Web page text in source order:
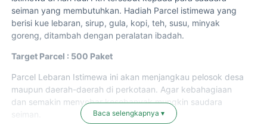
seiman yang membutuhkan. Hadiah Parcel istimewa yang
berisi kue lebaran, sirup, gula, kopi, teh, susu, minyak
goreng, ditambah dengan peralatan ibadah.
Target Parcel : 500 Paket
Parcel Lebaran Istimewa ini akan menjangkau pelosok desa
maupun daerah-daerah di perkotaan. Agar kebahagiaan
dan semakin menyebar kesebanyak mungkin saudara
seiman.
Baca selengkapnya ▾